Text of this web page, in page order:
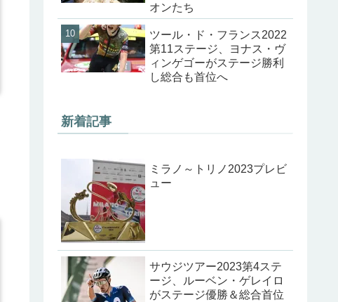
オンたち
ツール・ド・フランス2022
第11ステージ、ヨナス・ヴ
ィンゲゴーがステージ勝利
し総合も首位へ
新着記事
ミラノ～トリノ2023プレビ
ュー
サウジツアー2023第4ステ
ージ、ルーベン・ゲレイロ
がステージ優勝＆総合首位